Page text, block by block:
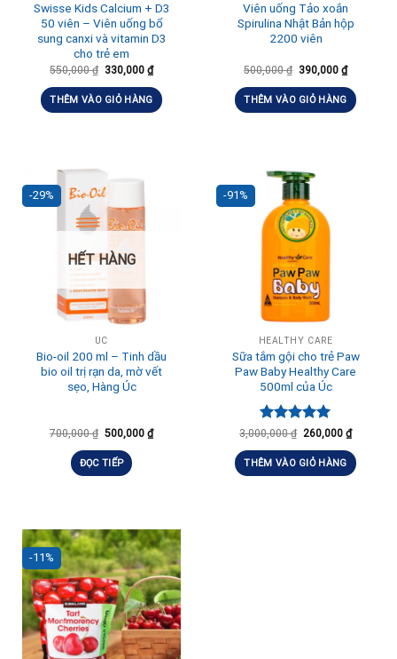
Swisse Kids Calcium + D3
50 viên – Viên uống bổ
sung canxi và vitamin D3
cho trẻ em
550,000₫ 330,000 ₫
THÊM VÀO GIỎ HÀNG
Viên uống Tảo xoắn
Spirulina Nhật Bản hộp
2200 viên
500,000₫ 390,000 ₫
THÊM VÀO GIỎ HÀNG
-29%
HẾT HÀNG
ÚC
Bio-oil 200 ml – Tinh dầu
bio oil trị rạn da, mờ vết
sẹo, Hàng Úc
700,000₫ 500,000 ₫
ĐỌC TIẾP
-91%
HEALTHY CARE
Sữa tắm gội cho trẻ Paw
Paw Baby Healthy Care
500ml của Úc
Được xếp
5 sao
3,000,000₫ 260,000 ₫
THÊM VÀO GIỎ HÀNG
-11%